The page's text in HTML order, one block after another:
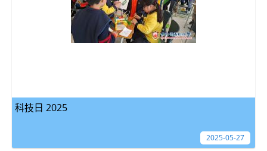
科技日 2025
2025-05-27